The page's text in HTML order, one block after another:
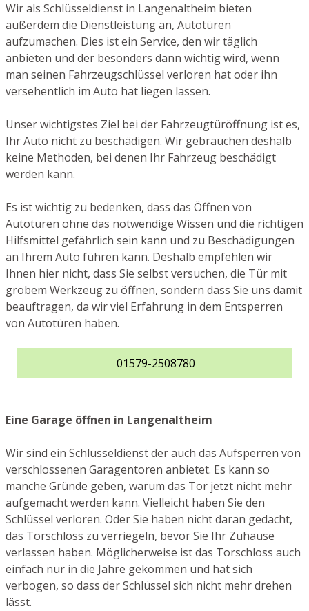
Wir als Schlüsseldienst in Langenaltheim bieten
außerdem die Dienstleistung an, Autotüren
aufzumachen. Dies ist ein Service, den wir täglich
anbieten und der besonders dann wichtig wird, wenn
man seinen Fahrzeugschlüssel verloren hat oder ihn
versehentlich im Auto hat liegen lassen.
Unser wichtigstes Ziel bei der Fahrzeugtüröffnung ist es,
Ihr Auto nicht zu beschädigen. Wir gebrauchen deshalb
keine Methoden, bei denen Ihr Fahrzeug beschädigt
werden kann.
Es ist wichtig zu bedenken, dass das Öffnen von
Autotüren ohne das notwendige Wissen und die richtigen
Hilfsmittel gefährlich sein kann und zu Beschädigungen
an Ihrem Auto führen kann. Deshalb empfehlen wir
Ihnen hier nicht, dass Sie selbst versuchen, die Tür mit
grobem Werkzeug zu öffnen, sondern dass Sie uns damit
beauftragen, da wir viel Erfahrung in dem Entsperren
von Autotüren haben.
01579-2508780
Eine Garage öffnen in Langenaltheim
Wir sind ein Schlüsseldienst der auch das Aufsperren von
verschlossenen Garagentoren anbietet. Es kann so
manche Gründe geben, warum das Tor jetzt nicht mehr
aufgemacht werden kann. Vielleicht haben Sie den
Schlüssel verloren. Oder Sie haben nicht daran gedacht,
das Torschloss zu verriegeln, bevor Sie Ihr Zuhause
verlassen haben. Möglicherweise ist das Torschloss auch
einfach nur in die Jahre gekommen und hat sich
verbogen, so dass der Schlüssel sich nicht mehr drehen
lässt.